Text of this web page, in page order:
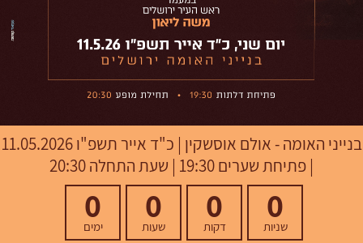
בנייני האומה - אולם אוסשקין | כ"ד אייר תשפ"ו 11.05.2026
| פתיחת שערים 19:30 | שעת התחלה 20:30
0
שניות
0
דקות
0
שעות
0
ימים